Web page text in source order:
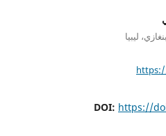
ليبيا
DOI: https://